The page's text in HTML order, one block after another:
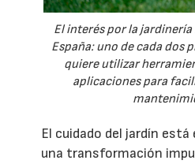
El interés por la
España: uno de cada dos
quiere utilizar
aplicaciones para
El cuidado del jardín
una transformación